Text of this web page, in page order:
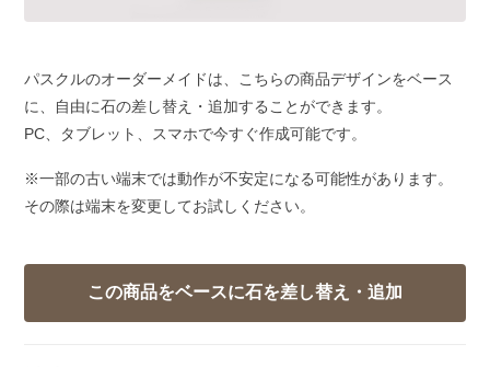
パスクルのオーダーメイドは、こちらの商品デザインをベース
に、自由に石の差し替え・追加することができます。
PC、タブレット、スマホで今すぐ作成可能です。
※一部の古い端末では動作が不安定になる可能性があります。
その際は端末を変更してお試しください。